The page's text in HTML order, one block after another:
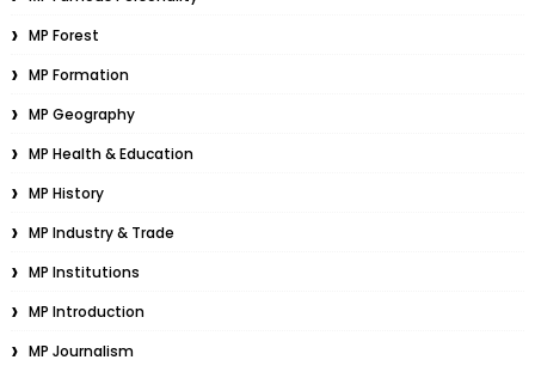
MP Forest
MP Formation
MP Geography
MP Health & Education
MP History
MP Industry & Trade
MP Institutions
MP Introduction
MP Journalism